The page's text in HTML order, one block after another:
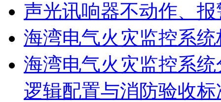
声光讯响器不动作、
海湾电气火灾监控系
海湾电气火灾监控系
逻辑配置与消防验收标